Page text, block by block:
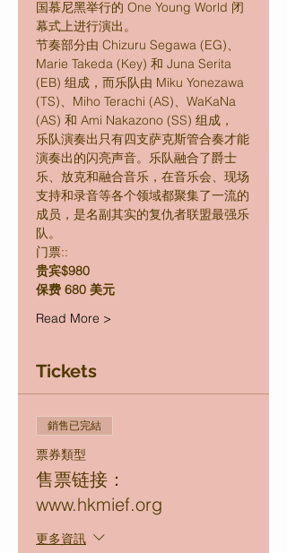
国慕尼黑举行的 One Young World 闭
幕式上进行演出。
节奏部分由 Chizuru Segawa (EG)、
Marie Takeda (Key) 和 Juna Serita
(EB) 组成，而乐队由 Miku Yonezawa
(TS)、Miho Terachi (AS)、WaKaNa
(AS) 和 Ami Nakazono (SS) 组成，
乐队演奏出只有四支萨克斯管合奏才能
演奏出的闪亮声音。乐队融合了爵士
乐、放克和融合音乐，在音乐会、现场
支持和录音等各个领域都聚集了一流的
成员，是名副其实的复仇者联盟最强乐
队。
门票::
贵宾$980
保费 680 美元
Read More >
Tickets
銷售已完結
票券類型
售票链接：
www.hkmief.org
更多資訊